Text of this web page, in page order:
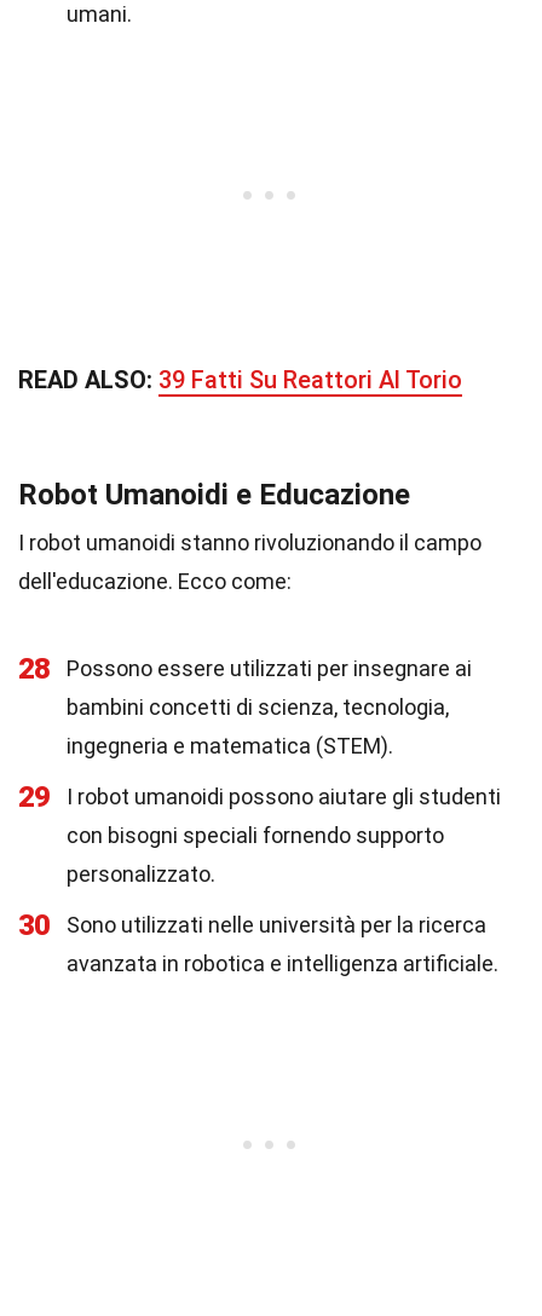
umani.
READ ALSO: 39 Fatti Su Reattori Al Torio
Robot Umanoidi e Educazione
I robot umanoidi stanno rivoluzionando il campo
dell'educazione. Ecco come:
28
Possono essere utilizzati per insegnare ai
bambini concetti di scienza, tecnologia,
ingegneria e matematica (STEM).
29
I robot umanoidi possono aiutare gli studenti
con bisogni speciali fornendo supporto
personalizzato.
30
Sono utilizzati nelle università per la ricerca
avanzata in robotica e intelligenza artificiale.